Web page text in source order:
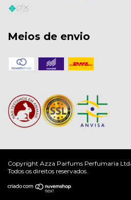
Meios de envio
Copyright Azza Parfums Perfumaria
Todos os direitos reservados.